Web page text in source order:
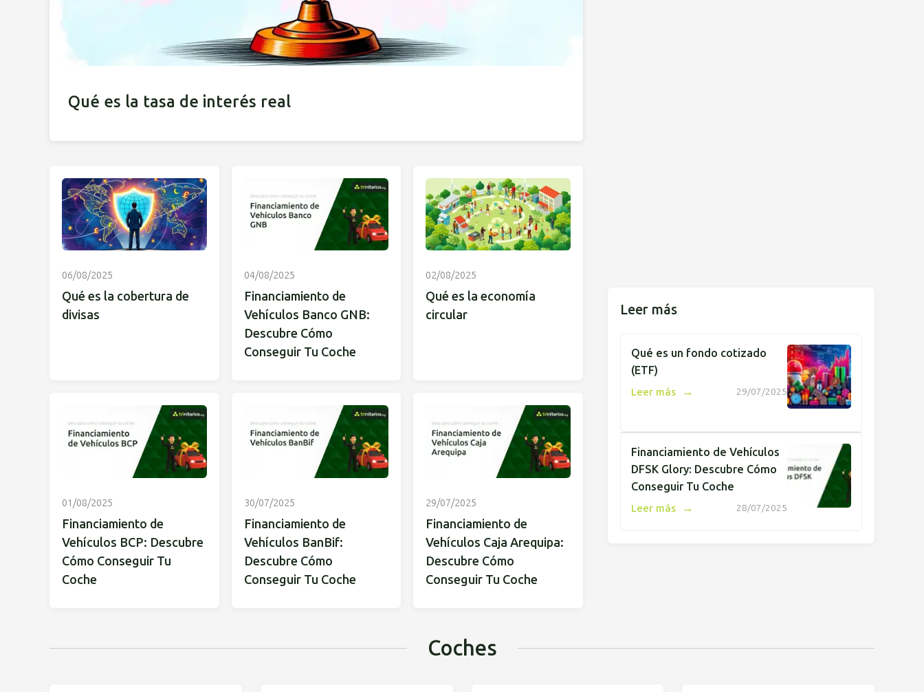
Qué es la tasa de interés real
06/08/2025
Qué es la cobertura de
divisas
04/08/2025
Financiamiento de
Vehículos Banco GNB:
Descubre Cómo
Conseguir Tu Coche
02/08/2025
Qué es la economía
circular
01/08/2025
Financiamiento de
Vehículos BCP: Descubre
Cómo Conseguir Tu
Coche
30/07/2025
Financiamiento de
Vehículos BanBif:
Descubre Cómo
Conseguir Tu Coche
29/07/2025
Financiamiento de
Vehículos Caja Arequipa:
Descubre Cómo
Conseguir Tu Coche
Leer más
Qué es un fondo cotizado
(ETF)
29/07/2025
Leer más →
Financiamiento de Vehículos
DFSK Glory: Descubre Cómo
Conseguir Tu Coche
28/07/2025
Leer más →
Coches